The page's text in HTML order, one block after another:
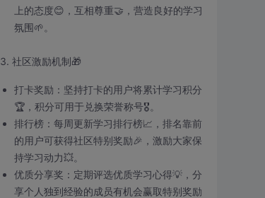
上的态度😊，互相尊重🤝，营造良好的学习
氛围🌱。
3. 社区激励机制🎁
打卡奖励：坚持打卡的用户将累计学习积分
🏆，积分可用于兑换荣誉称号🎖️。
排行榜：每周更新学习排行榜📈，排名靠前
的用户可获得社区特别奖励🎉，激励大家保
持学习动力💥。
优质分享奖：定期评选优质学习心得💡，分
享个人独到经验的成员有机会赢取特别奖励